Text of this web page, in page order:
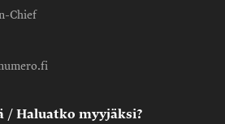
Chief
/ Haluatko myyjäksi?